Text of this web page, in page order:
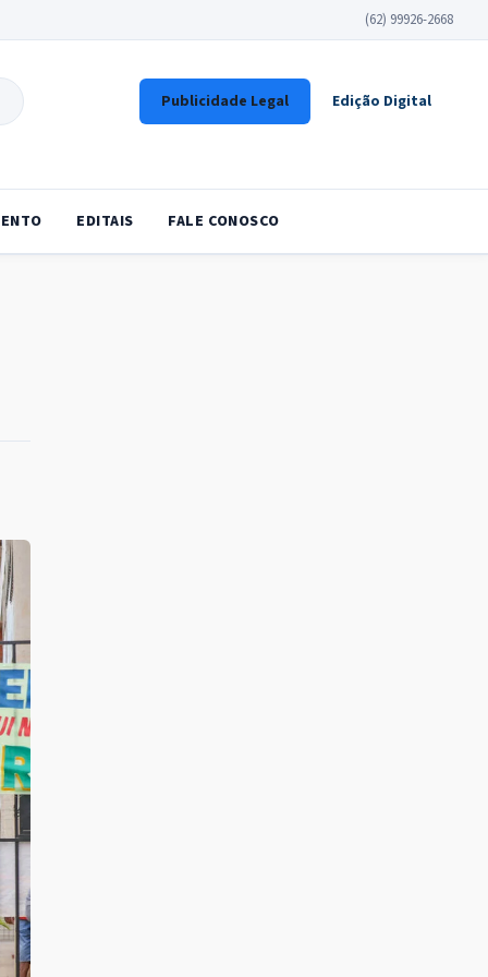
(62) 99926-2668
Publicidade Legal Edição Digital
EDITAIS FALE CONOSCO